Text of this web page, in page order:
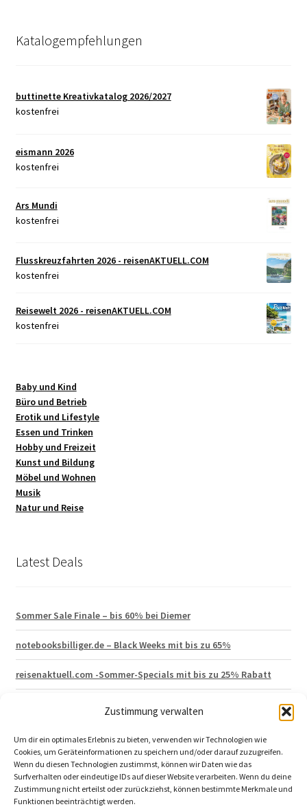
Zustimmung verwalten
Um dir ein optimales Erlebnis zu bieten, verwenden wir Technologien wie
Cookies, um Geräteinformationen zu speichern und/oder darauf zuzugreifen.
Wenn du diesen Technologien zustimmst, können wir Daten wie das
Surfverhalten oder eindeutige IDs auf dieser Website verarbeiten. Wenn du deine
Zustimmung nicht erteilst oder zurückziehst, können bestimmte Merkmale und
Funktionen beeinträchtigt werden.
Katalogempfehlungen
buttinette Kreativkatalog 2026/2027
kostenfrei
eismann 2026
kostenfrei
Ars Mundi
kostenfrei
Flusskreuzfahrten 2026 - reisenAKTUELL.COM
kostenfrei
Reisewelt 2026 - reisenAKTUELL.COM
kostenfrei
Baby und Kind
Büro und Betrieb
Erotik und Lifestyle
Essen und Trinken
Hobby und Freizeit
Kunst und Bildung
Möbel und Wohnen
Musik
Natur und Reise
Latest Deals
Sommer Sale Finale – bis 60% bei Diemer
notebooksbilliger.de – Black Weeks mit bis zu 65%
reisenaktuell.com -Sommer-Specials mit bis zu 25% Rabatt